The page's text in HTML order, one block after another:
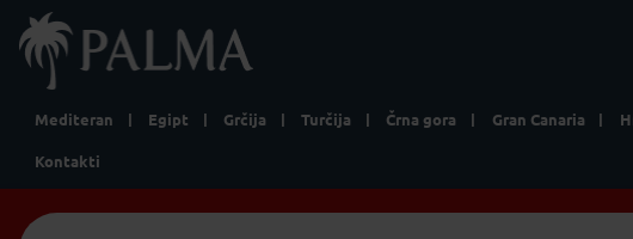
Mediteran Egipt Grčija Turčija Črna gora Gran Canaria
Kontakti